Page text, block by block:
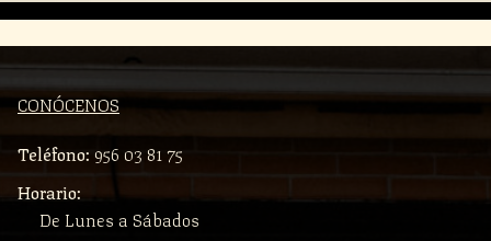
CONÓCENOS
Teléfono: 956 03 81 75
Horario:
De Lunes a Sábados